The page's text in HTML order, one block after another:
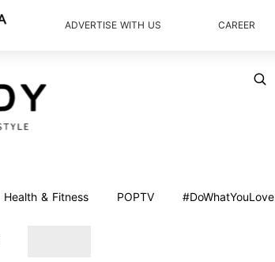
ADVERTISE WITH US CAREER
Health & Fitness POPTV #DoWhatYouLove